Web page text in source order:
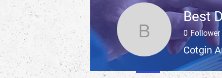
Best 0 Follower
Cotgin